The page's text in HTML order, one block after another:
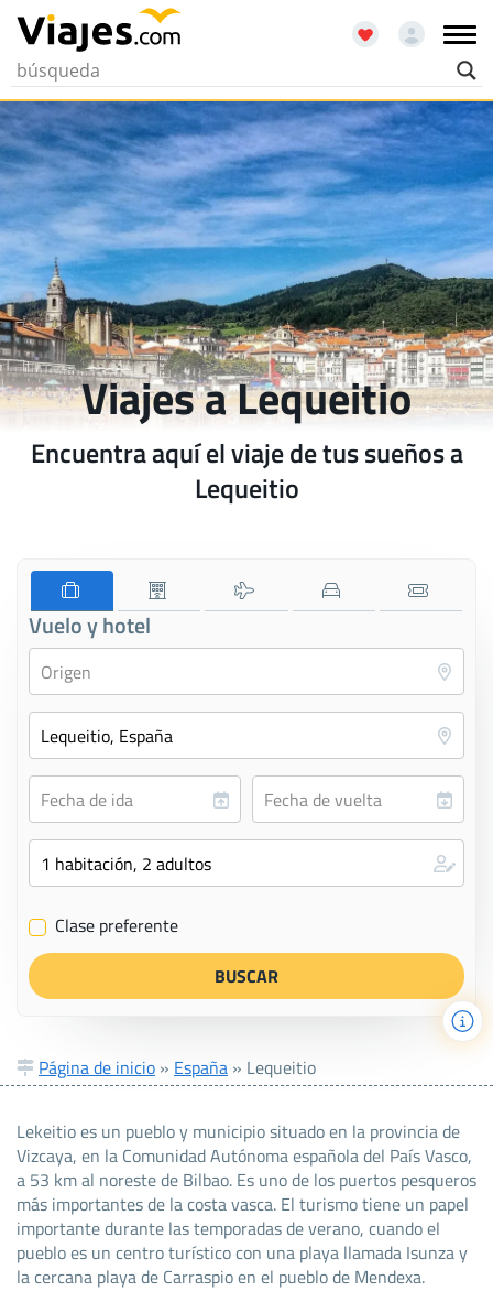
Viajes a Lequeitio
Encuentra aquí el viaje de tus sueños a
Lequeitio
Vuelo y hotel
✔ Clase preferente
Página de inicio » España » Lequeitio
Lekeitio es un pueblo y municipio situado en la provincia de
Vizcaya, en la Comunidad Autónoma española del País Vasco,
a 53 km al noreste de Bilbao. Es uno de los puertos pesqueros
más importantes de la costa vasca. El turismo tiene un papel
importante durante las temporadas de verano, cuando el
pueblo es un centro turístico con una playa llamada Isunza y
la cercana playa de Carraspio en el pueblo de Mendexa.